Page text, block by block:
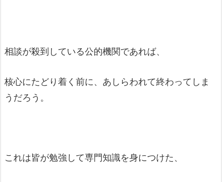
相談が殺到している公的機関であれば、
核心にたどり着く前に、あしらわれて終わってしま
うだろう。
これは皆が勉強して専門知識を身につけた、